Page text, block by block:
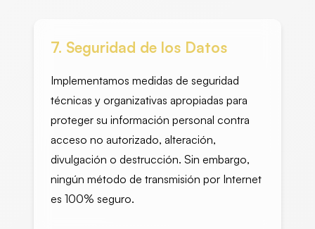
7. Seguridad de los Datos
Implementamos medidas de seguridad
técnicas y organizativas apropiadas para
proteger su información personal contra
acceso no autorizado, alteración,
divulgación o destrucción. Sin embargo,
ningún método de transmisión por Internet
es 100% seguro.